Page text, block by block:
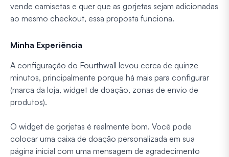
vende camisetas e quer que as gorjetas sejam adicionadas
ao mesmo checkout, essa proposta funciona.
Minha Experiência
A configuração do Fourthwall levou cerca de quinze
minutos, principalmente porque há mais para configurar
(marca da loja, widget de doação, zonas de envio de
produtos).
O widget de gorjetas é realmente bom. Você pode
colocar uma caixa de doação personalizada em sua
página inicial com uma mensagem de agradecimento